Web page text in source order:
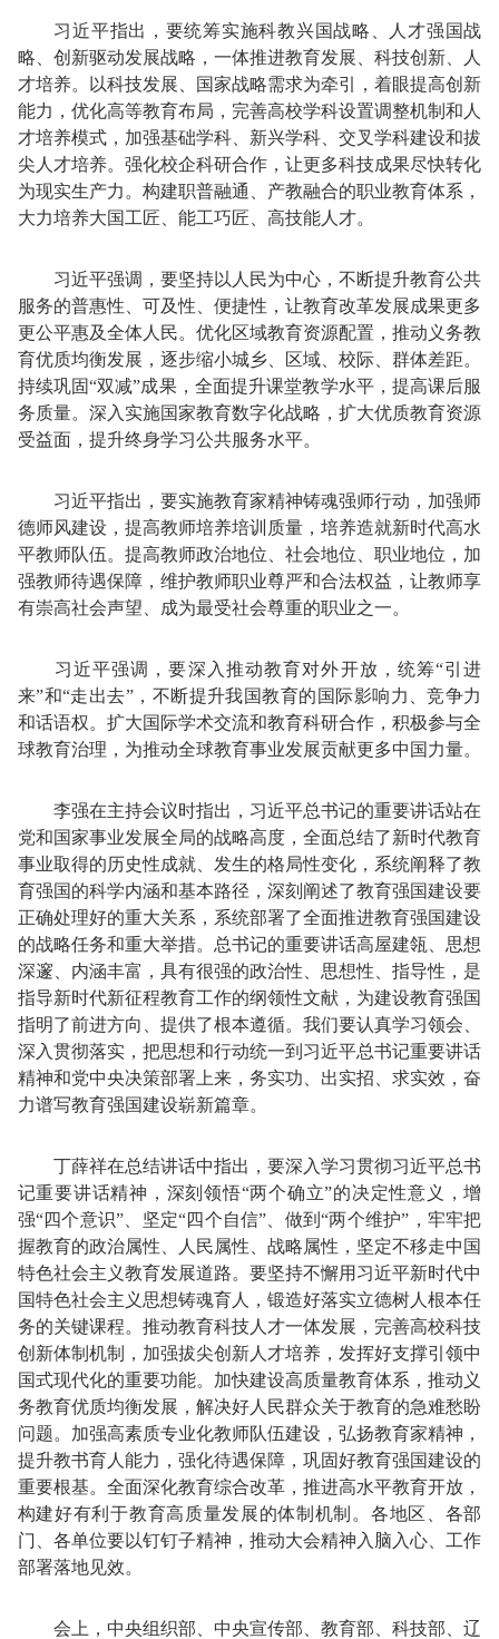
习近平指出，要统筹实施科教兴国战略、人才强国战
略、创新驱动发展战略，一体推进教育发展、科技创新、人
才培养。以科技发展、国家战略需求为牵引，着眼提高创新
能力，优化高等教育布局，完善高校学科设置调整机制和人
才培养模式，加强基础学科、新兴学科、交叉学科建设和拔
尖人才培养。强化校企科研合作，让更多科技成果尽快转化
为现实生产力。构建职普融通、产教融合的职业教育体系，
大力培养大国工匠、能工巧匠、高技能人才。
习近平强调，要坚持以人民为中心，不断提升教育公共
服务的普惠性、可及性、便捷性，让教育改革发展成果更多
更公平惠及全体人民。优化区域教育资源配置，推动义务教
育优质均衡发展，逐步缩小城乡、区域、校际、群体差距。
持续巩固“双减”成果，全面提升课堂教学水平，提高课后服
务质量。深入实施国家教育数字化战略，扩大优质教育资源
受益面，提升终身学习公共服务水平。
习近平指出，要实施教育家精神铸魂强师行动，加强师
德师风建设，提高教师培养培训质量，培养造就新时代高水
平教师队伍。提高教师政治地位、社会地位、职业地位，加
强教师待遇保障，维护教师职业尊严和合法权益，让教师享
有崇高社会声望、成为最受社会尊重的职业之一。
习近平强调，要深入推动教育对外开放，统筹“引进
来”和“走出去”，不断提升我国教育的国际影响力、竞争力
和话语权。扩大国际学术交流和教育科研合作，积极参与全
球教育治理，为推动全球教育事业发展贡献更多中国力量。
李强在主持会议时指出，习近平总书记的重要讲话站在
党和国家事业发展全局的战略高度，全面总结了新时代教育
事业取得的历史性成就、发生的格局性变化，系统阐释了教
育强国的科学内涵和基本路径，深刻阐述了教育强国建设要
正确处理好的重大关系，系统部署了全面推进教育强国建设
的战略任务和重大举措。总书记的重要讲话高屋建瓴、思想
深邃、内涵丰富，具有很强的政治性、思想性、指导性，是
指导新时代新征程教育工作的纲领性文献，为建设教育强国
指明了前进方向、提供了根本遵循。我们要认真学习领会、
深入贯彻落实，把思想和行动统一到习近平总书记重要讲话
精神和党中央决策部署上来，务实功、出实招、求实效，奋
力谱写教育强国建设崭新篇章。
丁薛祥在总结讲话中指出，要深入学习贯彻习近平总书
记重要讲话精神，深刻领悟“两个确立”的决定性意义，增
强“四个意识”、坚定“四个自信”、做到“两个维护”，牢牢把
握教育的政治属性、人民属性、战略属性，坚定不移走中国
特色社会主义教育发展道路。要坚持不懈用习近平新时代中
国特色社会主义思想铸魂育人，锻造好落实立德树人根本任
务的关键课程。推动教育科技人才一体发展，完善高校科技
创新体制机制，加强拔尖创新人才培养，发挥好支撑引领中
国式现代化的重要功能。加快建设高质量教育体系，推动义
务教育优质均衡发展，解决好人民群众关于教育的急难愁盼
问题。加强高素质专业化教师队伍建设，弘扬教育家精神，
提升教书育人能力，强化待遇保障，巩固好教育强国建设的
重要根基。全面深化教育综合改革，推进高水平教育开放，
构建好有利于教育高质量发展的体制机制。各地区、各部
门、各单位要以钉钉子精神，推动大会精神入脑入心、工作
部署落地见效。
会上，中央组织部、中央宣传部、教育部、科技部、辽